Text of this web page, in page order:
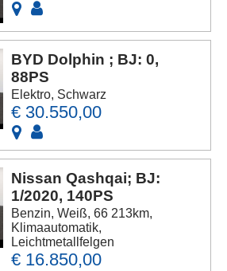
BYD Dolphin ; BJ: 0,
88PS
Elektro, Schwarz
€ 30.550,00
Nissan Qashqai; BJ:
1/2020, 140PS
Benzin, Weiß, 66 213km,
Klimaautomatik,
Leichtmetallfelgen
€ 16.850,00